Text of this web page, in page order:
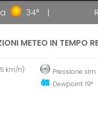
34°
METEO IN TEMPO
km/h)
Pressione slm:
Dewpoint: 19°